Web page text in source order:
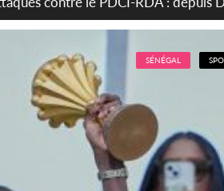
SÉNÉGAL